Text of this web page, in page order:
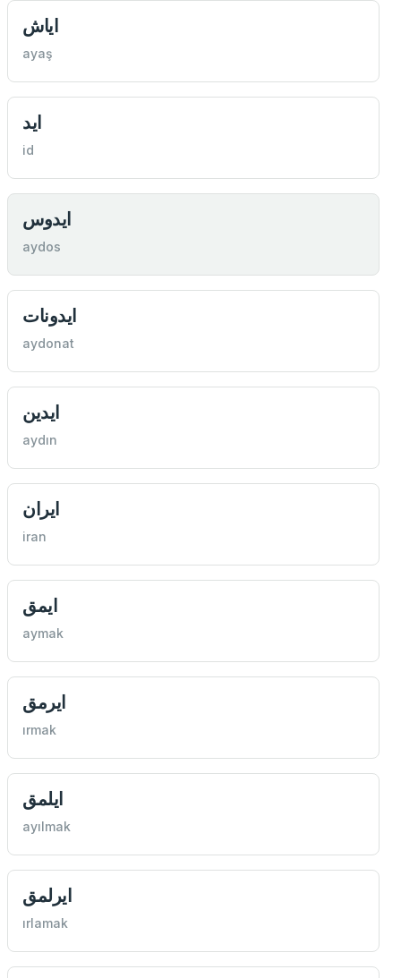
اياش
ayaş
ايد
id
ايدوس
aydos
ايدونات
aydonat
ايدين
aydın
ايران
iran
ايمق
aymak
ايرمق
ırmak
ايلمق
ayılmak
ايرلمق
ırlamak